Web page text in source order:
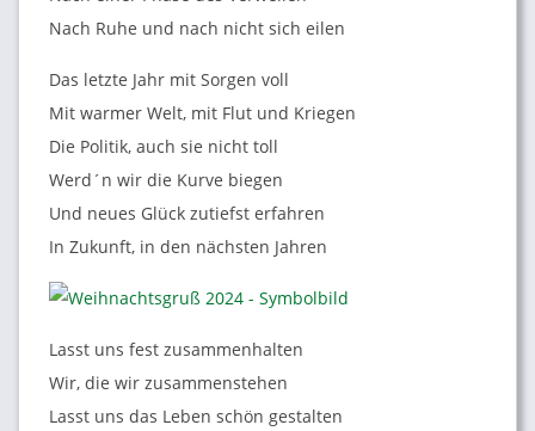
R
F
L
Ü
L
L
Nach Ruhe und nach nicht sich eilen
Das letzte Jahr mit Sorgen voll
Mit warmer Welt, mit Flut und Kriegen
Die Politik, auch sie nicht toll
Werd´n wir die Kurve biegen
Und neues Glück zutiefst erfahren
In Zukunft, in den nächsten Jahren
Lasst uns fest zusammenhalten
Wir, die wir zusammenstehen
Lasst uns das Leben schön gestalten